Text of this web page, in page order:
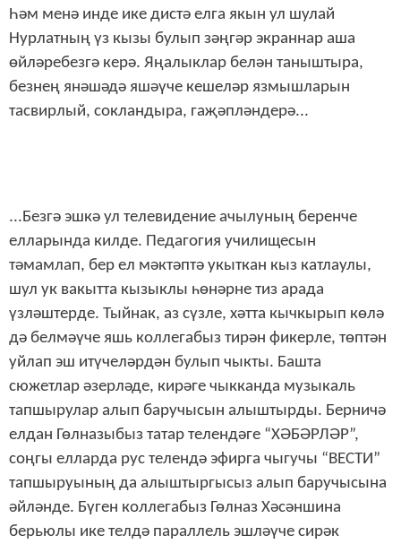
Һәм менә инде ике дистә елга якын ул шулай
Нурлатның үз кызы булып зәңгәр экраннар аша
өйләребезгә керә. Яңалыклар белән таныштыра,
безнең янәшәдә яшәүче кешеләр язмышларын
тасвирлый, сокландыра, гаҗәпләндерә...
...Безгә эшкә ул телевидение ачылуның беренче
елларында килде. Педагогия училищесын
тәмамлап, бер ел мәктәптә укыткан кыз катлаулы,
шул ук вакытта кызыклы һөнәрне тиз арада
үзләштерде. Тыйнак, аз сүзле, хәтта кычкырып көлә
дә белмәүче яшь коллегабыз тирән фикерле, төптән
уйлап эш итүчеләрдән булып чыкты. Башта
сюжетлар әзерләде, кирәге чыкканда музыкаль
тапшырулар алып баручысын алыштырды. Берничә
елдан Гөлназыбыз татар телендәге “ХӘБӘРЛӘР”,
соңгы елларда рус телендә эфирга чыгучы “ВЕСТИ”
тапшыруының да алыштыргысыз алып баручысына
әйләнде. Бүген коллегабыз Гөлназ Хәсәншина
берьюлы ике телдә параллель эшләүче сирәк